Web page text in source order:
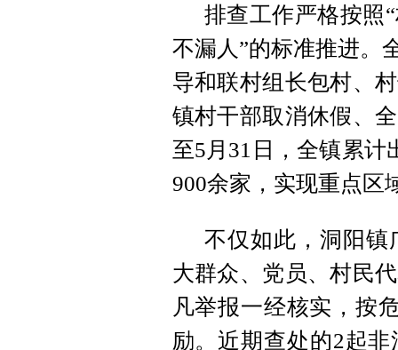
排查工作严格按照
不漏人”的标准推进
导和联村组长包村、
镇村干部取消休假、
至5月31日，全镇累计
900余家，实现重点区
不仅如此，洞阳镇
大群众、党员、村民
凡举报一经核实，按
励。近期查处的2起